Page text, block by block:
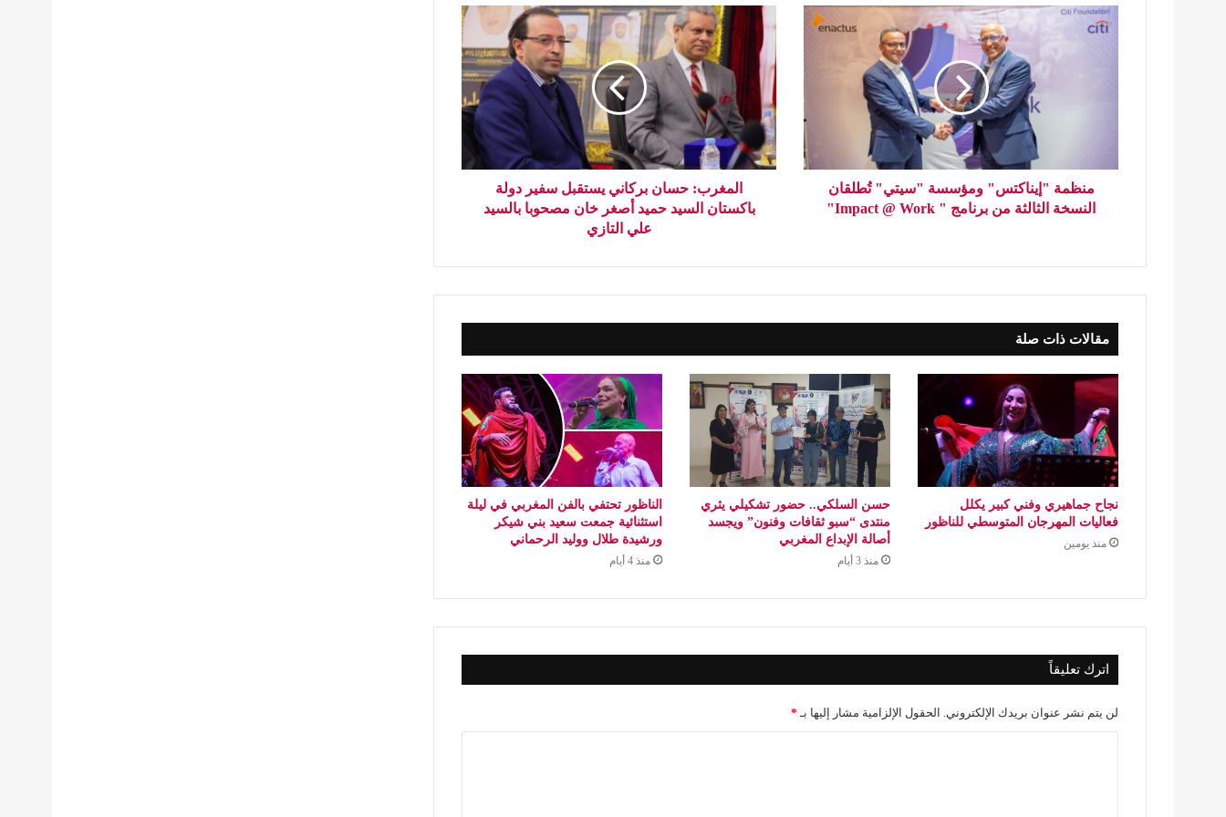
منظمة "إيناكتس" ومؤسسة "سيتي" تُطلقان
النسخة الثالثة من برنامج " Impact @ Work"
المغرب: حسان بركاني يستقبل سفير دولة
باكستان السيد حميد أصغر خان مصحوبا بالسيد
علي التازي
مقالات ذات صلة
نجاح جماهيري وفني كبير يكلل
فعاليات المهرجان المتوسطي للناظور
منذ يومين
حسن السلكي.. حضور تشكيلي يثري
منتدى “سبو ثقافات وفنون” ويجسد
أصالة الإبداع المغربي
منذ 3 أيام
الناظور تحتفي بالفن المغربي في ليلة
استثنائية جمعت سعيد بني شيكر
ورشيدة طلال ووليد الرحماني
منذ 4 أيام
اترك تعليقاً
لن يتم نشر عنوان بريدك الإلكتروني. الحقول الإلزامية مشار إليها بـ *